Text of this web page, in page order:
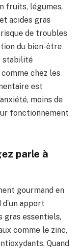
fruits, légumes,
acides gras
de troubles
du bien-être
stabilité
chez les
est
moins de
fonctionnement
parle à
gourmand en
apport
gras essentiels,
comme le zinc,
Quand